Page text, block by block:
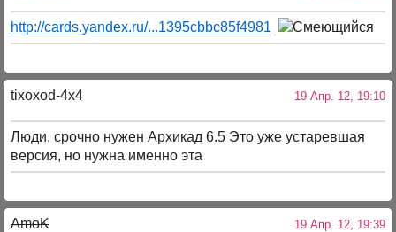
http://cards.yandex.ru/...1395cbbc85f4981
tixoxod-4x4 19 Апр. 12, 19:10
Люди, срочно нужен Архикад 6.5 Это уже устаревшая
версия, но нужна именно эта
AmoK 19 Апр. 12, 19:39